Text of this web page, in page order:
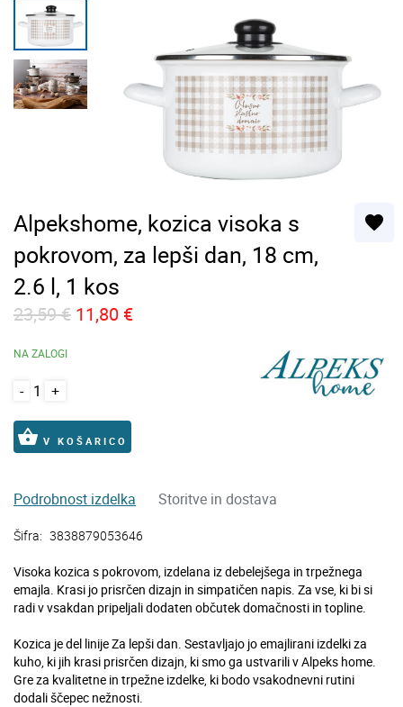
Alpekshome, kozica visoka s
pokrovom, za lepši dan, 18 cm,
2.6 l, 1 kos
favorite
23,59 € 11,80 €
NA ZALOGI
- +
shopping_basket V KOŠARICO
Podrobnost izdelka Storitve in dostava
Šifra: 3838879053646
Visoka kozica s pokrovom, izdelana iz debelejšega in trpežnega
emajla. Krasi jo prisrčen dizajn in simpatičen napis. Za vse, ki bi si
radi v vsakdan pripeljali dodaten občutek domačnosti in topline.
Kozica je del linije Za lepši dan. Sestavljajo jo emajlirani izdelki za
kuho, ki jih krasi prisrčen dizajn, ki smo ga ustvarili v Alpeks home.
Gre za kvalitetne in trpežne izdelke, ki bodo vsakodnevni rutini
dodali ščepec nežnosti.